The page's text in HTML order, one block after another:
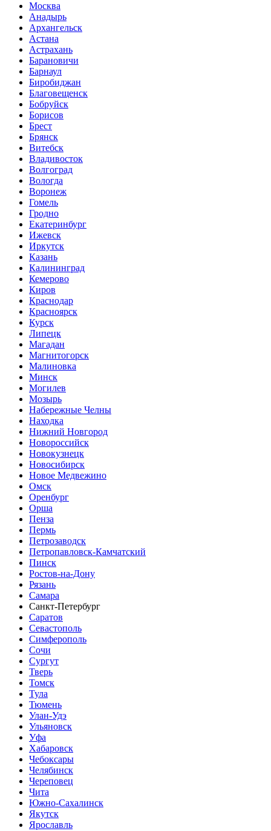
Москва
Анадырь
Архангельск
Астана
Астрахань
Барановичи
Барнаул
Биробиджан
Благовещенск
Бобруйск
Борисов
Брест
Брянск
Витебск
Владивосток
Волгоград
Вологда
Воронеж
Гомель
Гродно
Екатеринбург
Ижевск
Иркутск
Казань
Калининград
Кемерово
Киров
Краснодар
Красноярск
Курск
Липецк
Магадан
Магнитогорск
Малиновка
Минск
Могилев
Мозырь
Набережные Челны
Находка
Нижний Новгород
Новороссийск
Новокузнецк
Новосибирск
Новое Медвежино
Омск
Оренбург
Орша
Пенза
Пермь
Петрозаводск
Петропавловск-Камчатский
Пинск
Ростов-на-Дону
Рязань
Самара
Санкт-Петербург
Саратов
Севастополь
Симферополь
Сочи
Сургут
Тверь
Томск
Тула
Тюмень
Улан-Удэ
Ульяновск
Уфа
Хабаровск
Чебоксары
Челябинск
Череповец
Чита
Южно-Сахалинск
Якутск
Ярославль